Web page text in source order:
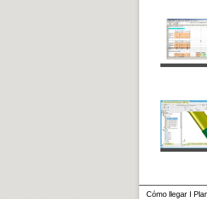
Cómo llegar I